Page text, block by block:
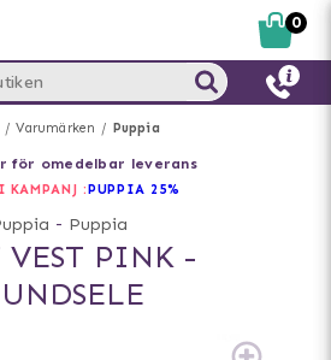
Varumärken Puppia
för omedelbar leverans
KAMPANJ :PUPPIA 25%
- Puppia
VEST PINK -
0